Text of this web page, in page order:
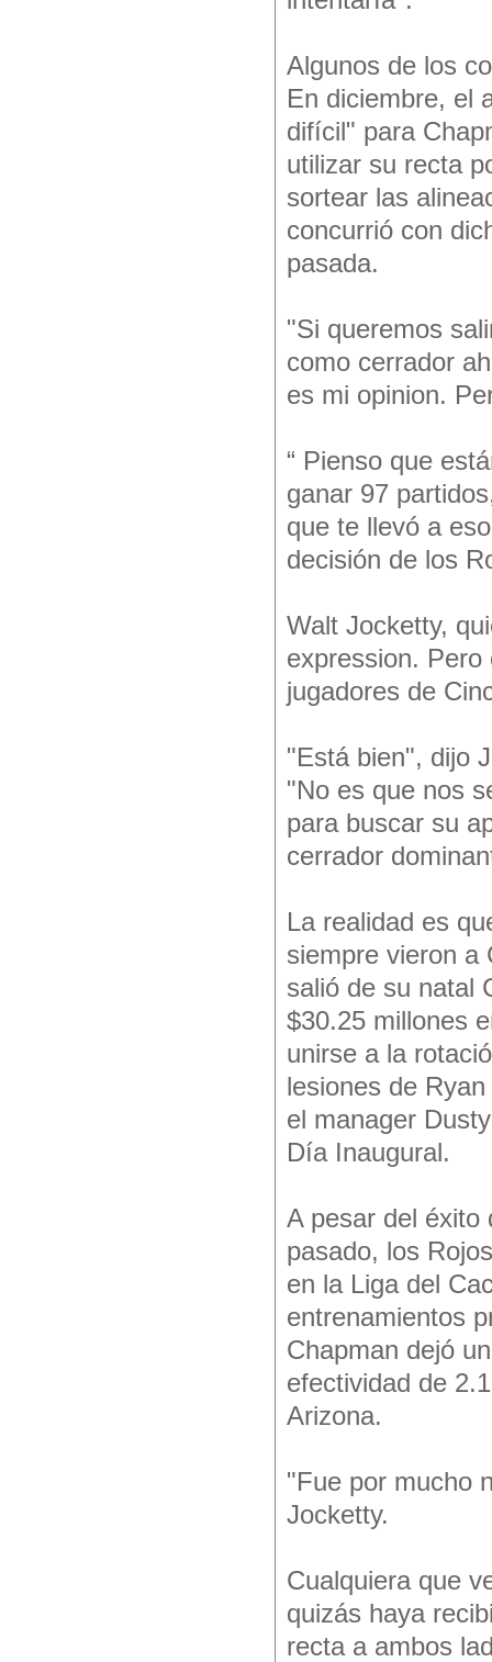
Algunos de los
En diciembre, el
difícil" para
utilizar su recta
sortear las
concurrió con
pasada.
"Si queremos
como cerrador
es mi opinion.
“ Pienso que
ganar 97
que te llevó a
decisión de los
Walt Jocketty,
expression.
jugadores de
"Está bien", dijo
"No es que nos
para buscar su
cerrador
La realidad es
siempre vieron a
salió de su natal
$30.25 millones
unirse a la
lesiones de
el manager
Día Inaugural.
A pesar del éxito
pasado, los
en la Liga del
entrenamientos
Chapman dejó
efectividad de
Arizona.
"Fue por mucho
Jocketty.
Cualquiera que
quizás haya
recta a ambos